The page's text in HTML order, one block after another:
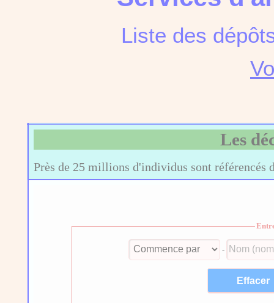
Liste des
Les
Près de 25 millions d'individus sont référencés
-